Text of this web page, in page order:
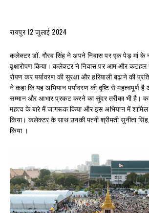
रायपुर 12 जुलाई 2024
कलेक्टर डॉ. गौरव सिंह ने अपने निवास पर एक पेड़ मां के
वृक्षारोपण किया। कलेक्टर ने निवास पर आम और कटहल
रोपण कर पर्यावरण की सुरक्षा और हरियाली बढ़ाने की
ने कहा कि यह अभियान पर्यावरण की दृष्टि से महत्वपूर्ण
सम्मान और आभार प्रकट करने का सुंदर तरीका भी है।
महत्व के बारे में जागरूक किया और इस अभियान में शामिल
किया। कलेक्टर के साथ उनकी पत्नी श्रीमती सुनीता सिंह,
किया ।